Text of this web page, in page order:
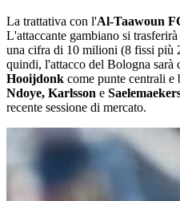
La trattativa con l'Al-Taawoun
L'attaccante gambiano si
una cifra di 10 milioni (8 fissi più
quindi, l'attacco del Bologna sarà
Hooijdonk come punte centrali e
Ndoye, Karlsson e
recente sessione di mercato.